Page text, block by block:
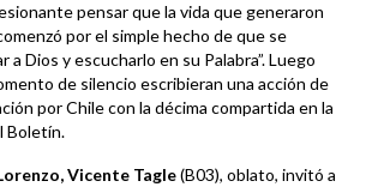
pensar que la vida que generaron
por el simple hecho de que se
a Dios y escucharlo en su Palabra”. Luego
de silencio escribieran una acción de
por Chile con la décima compartida en la
Boletín.
,Vicente Tagle(B03), oblato, invitó a